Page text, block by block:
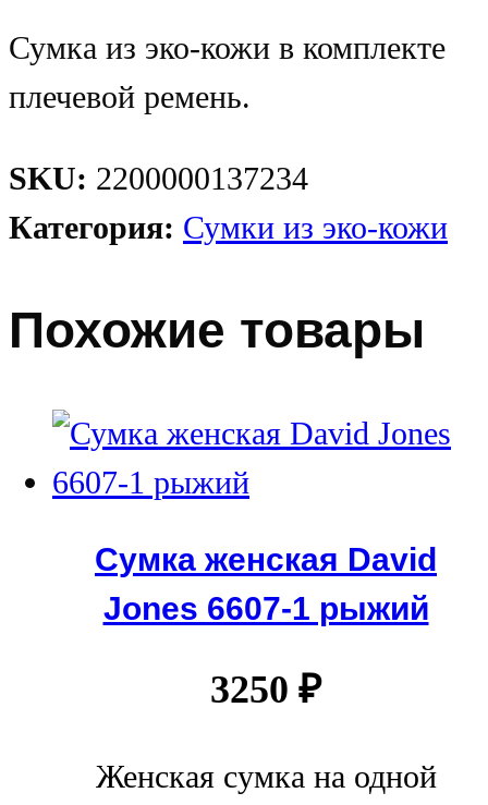
Сумка из эко-кожи в комплекте
плечевой ремень.
SKU: 2200000137234
Категория: Сумки из эко-кожи
Похожие товары
Сумка женская David
Jones 6607-1 рыжий
3250 ₽
Женская сумка на одной